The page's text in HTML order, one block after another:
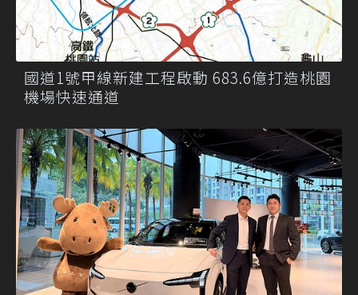
國道1號甲線新建工程啟動 683.6億打造桃園
機場快速通道